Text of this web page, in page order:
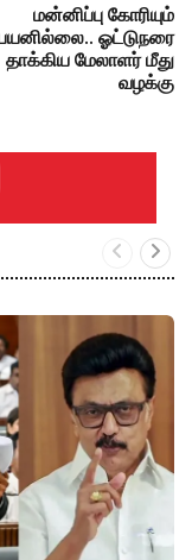
மன்னிப்பு கோரியும்
ஓட்டுநரை
தாக்கிய மேலாளர் மீது
வழக்கு